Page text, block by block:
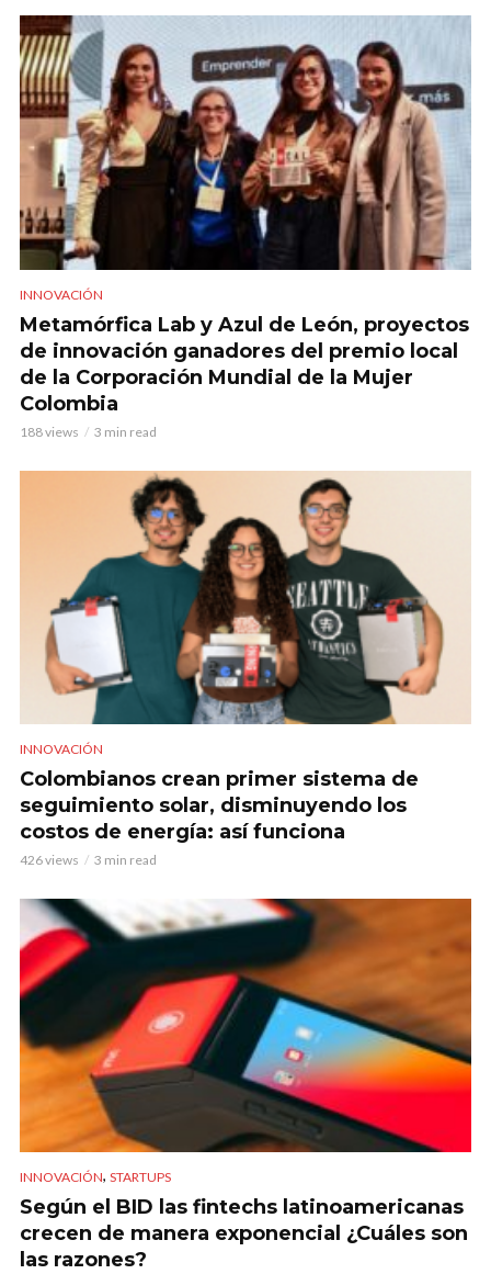
INNOVACIÓN
Metamórfica Lab y Azul de León, proyectos
de innovación ganadores del premio local
de la Corporación Mundial de la Mujer
Colombia
188 views 3 min read
INNOVACIÓN
Colombianos crean primer sistema de
seguimiento solar, disminuyendo los
costos de energía: así funciona
426 views 3 min read
INNOVACIÓN, STARTUPS
Según el BID las fintechs latinoamericanas
crecen de manera exponencial ¿Cuáles son
las razones?